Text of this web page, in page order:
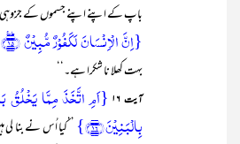
باپ کے اپنے اپنے جسموں کے
{اِنَّ الۡاِنۡسَانَ لَکَفُوۡرٌ مُّبِیۡنٌ ﴿ؕ٪۱۵﴾}
بہت کھلا نا شکرا ہے۔‘‘
آیت ۱۶
{اَمِ اتَّخَذَ مِمَّا یَخۡلُقُ
بِالۡبَنِیۡنَ ﴿۱۶﴾}
’’کیا اُس نے بنا لی